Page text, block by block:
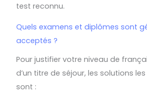
test reconnu.
Quels examens et diplômes sont
acceptés ?
Pour justifier votre niveau de
d’un titre de séjour, les solutions
sont :